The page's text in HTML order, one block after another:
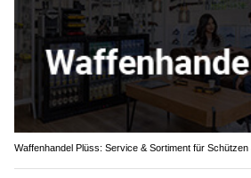
Waffenhandel Plüss: Service & Sortiment für Schützen